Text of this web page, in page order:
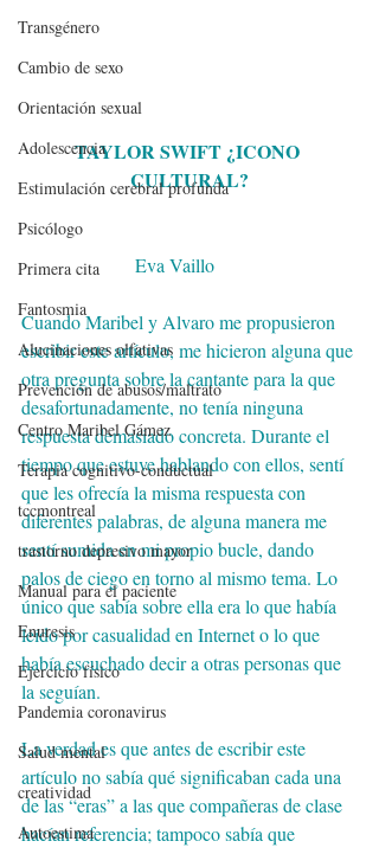
Transgénero
Cambio de sexo
Orientación sexual
Adolescencia
Estimulación cerebral profunda
Psicólogo
Primera cita
Fantosmia
Alucinaciones olfativas
Prevención de abusos/maltrato
Centro Maribel Gámez
Terapia cognitivo-conductual
tccmontreal
trastorno depresivo mayor
Manual para el paciente
Enuresis
Ejercicio físico
Pandemia coronavirus
Salud mental
creatividad
Autoestima
TAYLOR SWIFT ¿ICONO
CULTURAL?
                        Eva Vaillo
Cuando Maribel y Alvaro me propusieron
escribir este artículo, me hicieron alguna que
otra pregunta sobre la cantante para la que
desafortunadamente, no tenía ninguna
respuesta demasiado concreta. Durante el
tiempo que estuve hablando con ellos, sentí
que les ofrecía la misma respuesta con
diferentes palabras, de alguna manera me
sentí sumida en mi propio bucle, dando
palos de ciego en torno al mismo tema. Lo
único que sabía sobre ella era lo que había
leído por casualidad en Internet o lo que
había escuchado decir a otras personas que
la seguían.
La verdad es que antes de escribir este
artículo no sabía qué significaban cada una
de las “eras” a las que compañeras de clase
hacían referencia; tampoco sabía que